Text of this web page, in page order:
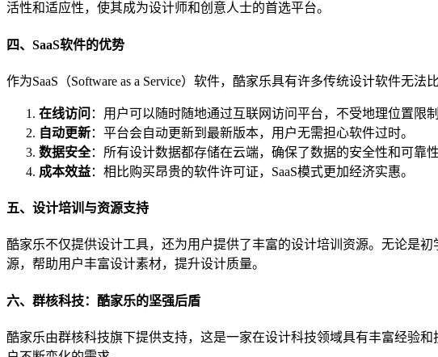
活性和适应性，使其成为设计师和创意人士的首选平台。
四、SaaS软件的优势
作为SaaS（Software as a Service）软件，酷家乐具有许多传统设计软件无法
在线访问 ：用户可以随时随地通过互联网访问平台，不受地理位置限制
自动更新：平台会自动更新到最新版本，用户无需担心软件过时。
数据安全：所有设计数据都存储在云端，确保了数据的安全性和可靠性
成本效益：相比购买昂贵的软件许可证，SaaS模式更加经济实惠。
五、设计培训与资源支持
酷家乐不仅提供设计工具，还为用户提供了丰富的设计培训资源。无论是
源，帮助用户丰富设计素材，提升设计质量。
六、群核科技：酷家乐的坚强后盾
酷家乐由群核科技旗下提供支持，这是一家在设计科技领域具有丰富经验